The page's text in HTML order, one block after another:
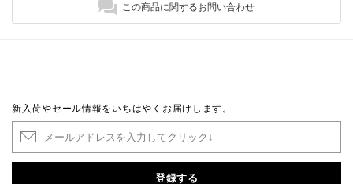
この商品に関するお問い合わせ
新入荷やセール情報をいちはやくお届けします。
登録する